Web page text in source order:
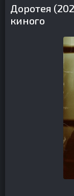
Доротея
киного